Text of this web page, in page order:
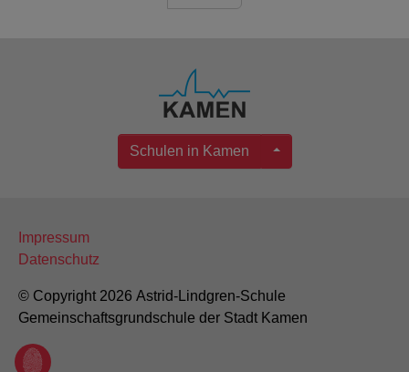
Schulen in Kamen
Impressum
Datenschutz
© Copyright 2026 Astrid-Lindgren-Schule
Gemeinschaftsgrundschule der Stadt Kamen